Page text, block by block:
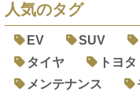
人気のタグ
EV SUV
タイヤ
トヨタ
メンテナンス